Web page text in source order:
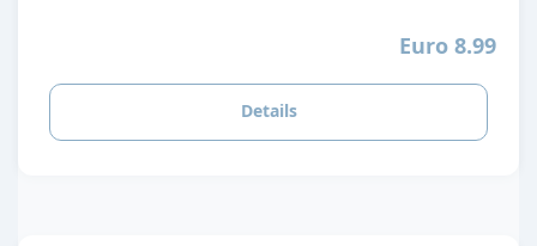
Euro 8.99
Details